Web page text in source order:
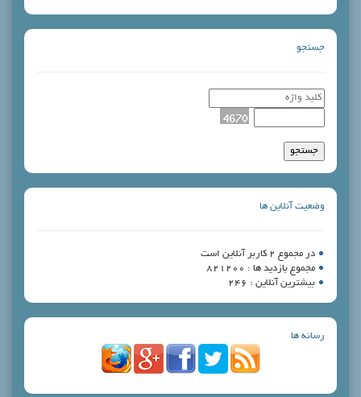
جستجو
وضعیت آنلاین ها
در مجموع 2 کاربر آنلاین است
مجموع بازدید ها : 821200
بیشترین آنلاین : 246
رسانه ها